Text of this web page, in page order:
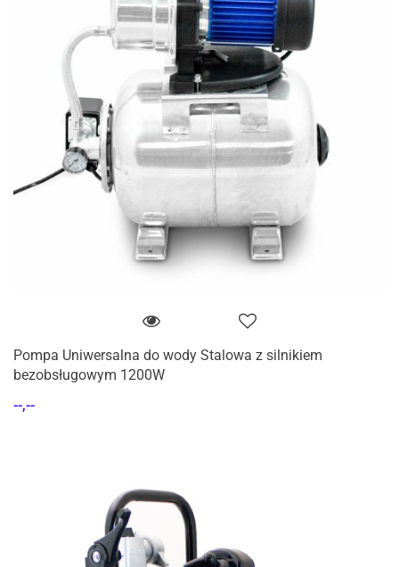
Pompa Uniwersalna do wody Stalowa z silnikiem
bezobsługowym 1200W
--,--